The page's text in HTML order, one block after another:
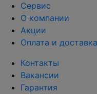
Сервис
О компании
Акции
Оплата и доставка
Контакты
Вакансии
Гарантия